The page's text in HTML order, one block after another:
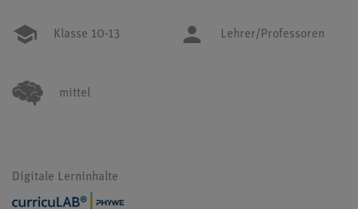
Klasse 10-13 Lehrer/Professoren
mittel
Digitale Lerninhalte